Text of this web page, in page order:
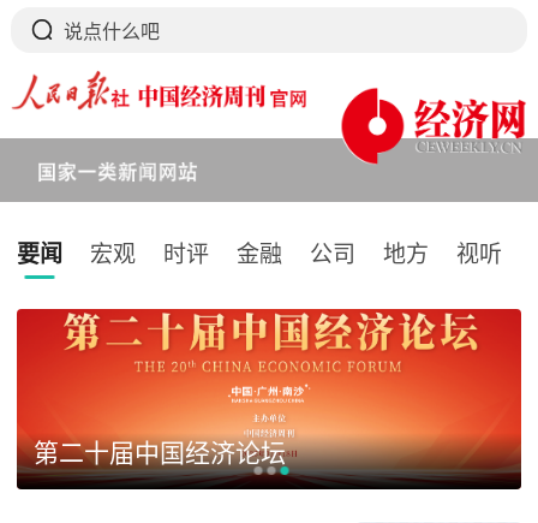
要闻 宏观 时评 金融 公司 地方 视听
下拉刷新
第二十届中国经济论坛